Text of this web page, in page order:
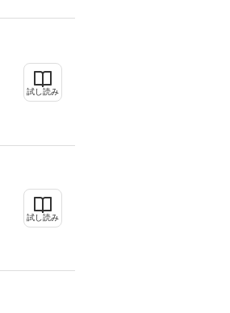
試し読み
試し読み